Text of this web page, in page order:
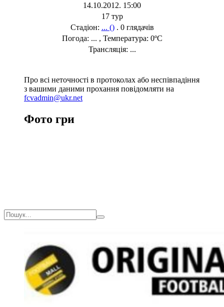
14.10.2012. 15:00
17 тур
Стадіон: ... (). 0 глядачів
Погода: ... , Температура: 0ºC
Трансляція: ...
Про всі неточності в протоколах або неспівпадіння
з вашими даними прохання повідомляти на
fcvadmin@ukr.net
Фото гри